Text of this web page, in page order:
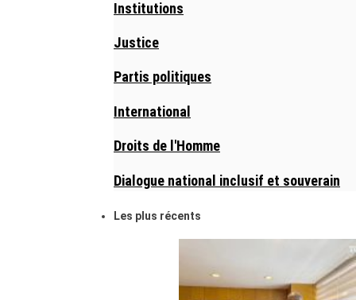
Institutions
Justice
Partis politiques
International
Droits de l'Homme
Dialogue national inclusif et souverain
Les plus récents